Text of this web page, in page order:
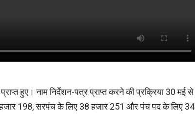
हुए। नाम निर्देशन-पत्र प्राप्त करने की प्रक्रिया 30 मई से
198, सरपंच के लिए 38 हजार 251 और पंच पद के लिए 34